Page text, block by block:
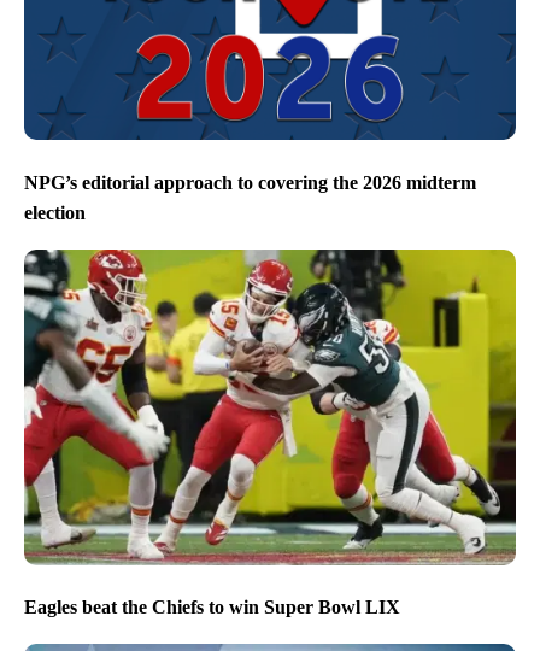
NPG’s editorial approach to covering the 2026 midterm
election
Eagles beat the Chiefs to win Super Bowl LIX